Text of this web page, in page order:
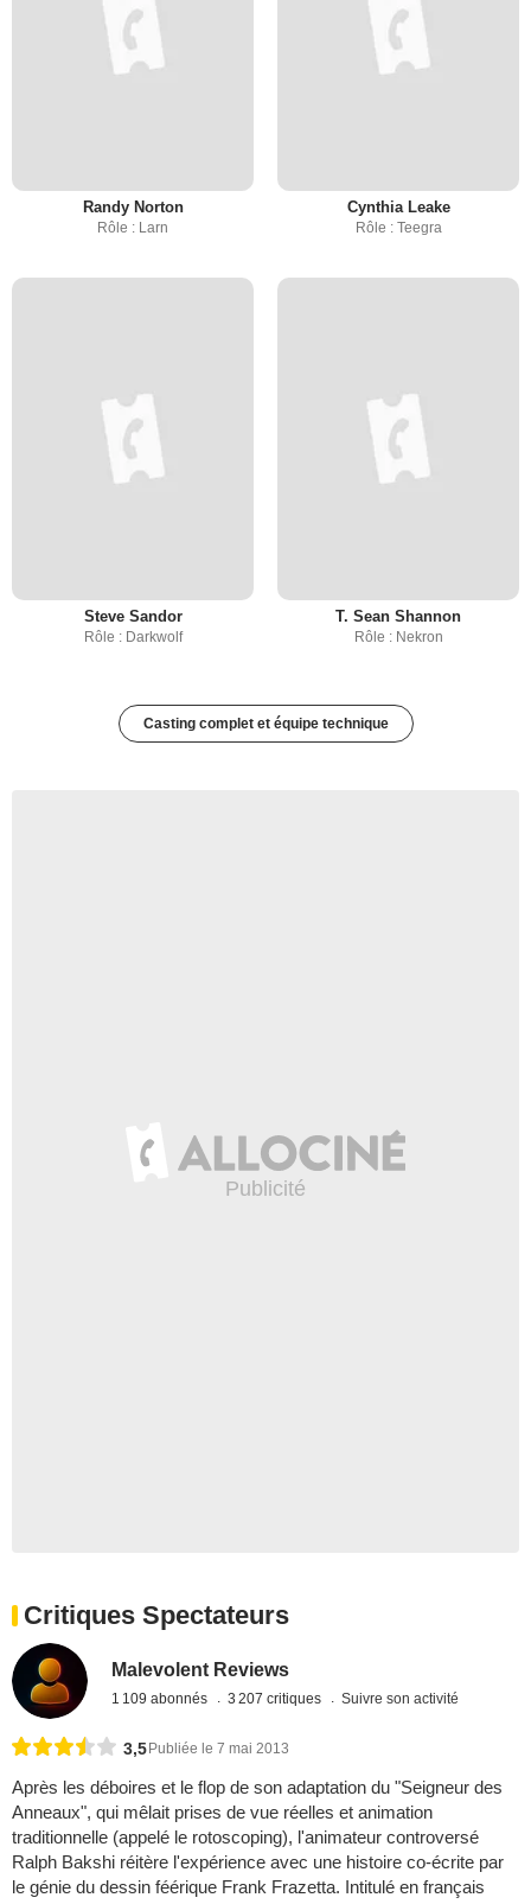
Randy Norton
Rôle : Larn
Cynthia Leake
Rôle : Teegra
Steve Sandor
Rôle : Darkwolf
T. Sean Shannon
Rôle : Nekron
Casting complet et équipe technique
Critiques Spectateurs
Malevolent Reviews
1 109 abonnés 3 207 critiques Suivre son activité
3,5 Publiée le 7 mai 2013
Après les déboires et le flop de son adaptation du "Seigneur des
Anneaux", qui mêlait prises de vue réelles et animation
traditionnelle (appelé le rotoscoping), l'animateur controversé
Ralph Bakshi réitère l'expérience avec une histoire co-écrite par
le génie du dessin féérique Frank Frazetta. Intitulé en français